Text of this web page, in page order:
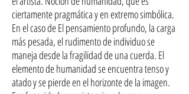
ciertamente pragmática y en extremo simbólica.
En el caso de El pensamiento profundo, la carga
más pesada, el rudimento de individuo se
maneja desde la fragilidad de una cuerda. El
elemento de humanidad se encuentra tenso y
atado y se pierde en el horizonte de la imagen.